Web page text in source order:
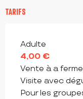
TARIFS
Tarifs 2026
Adulte
4,00 €
Vente à a
Visite avec
Pour les